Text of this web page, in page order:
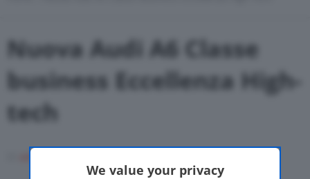
Self Drive
Come Fare
Nuova Audi A6 Classe
business Eccellenza High-
tech
We value your privacy